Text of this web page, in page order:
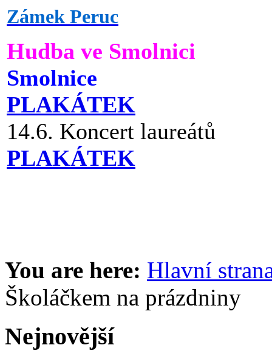
Zámek Peruc
Hudba ve Smolnici
Smolnice
PLAKÁTEK
14.6. Koncert laureátů
PLAKÁTEK
You are here: Hlavní
Školáčkem na prázdniny
Nejnovější